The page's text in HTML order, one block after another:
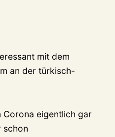
mit dem
an der türkisch-
Corona eigentlich gar
schon